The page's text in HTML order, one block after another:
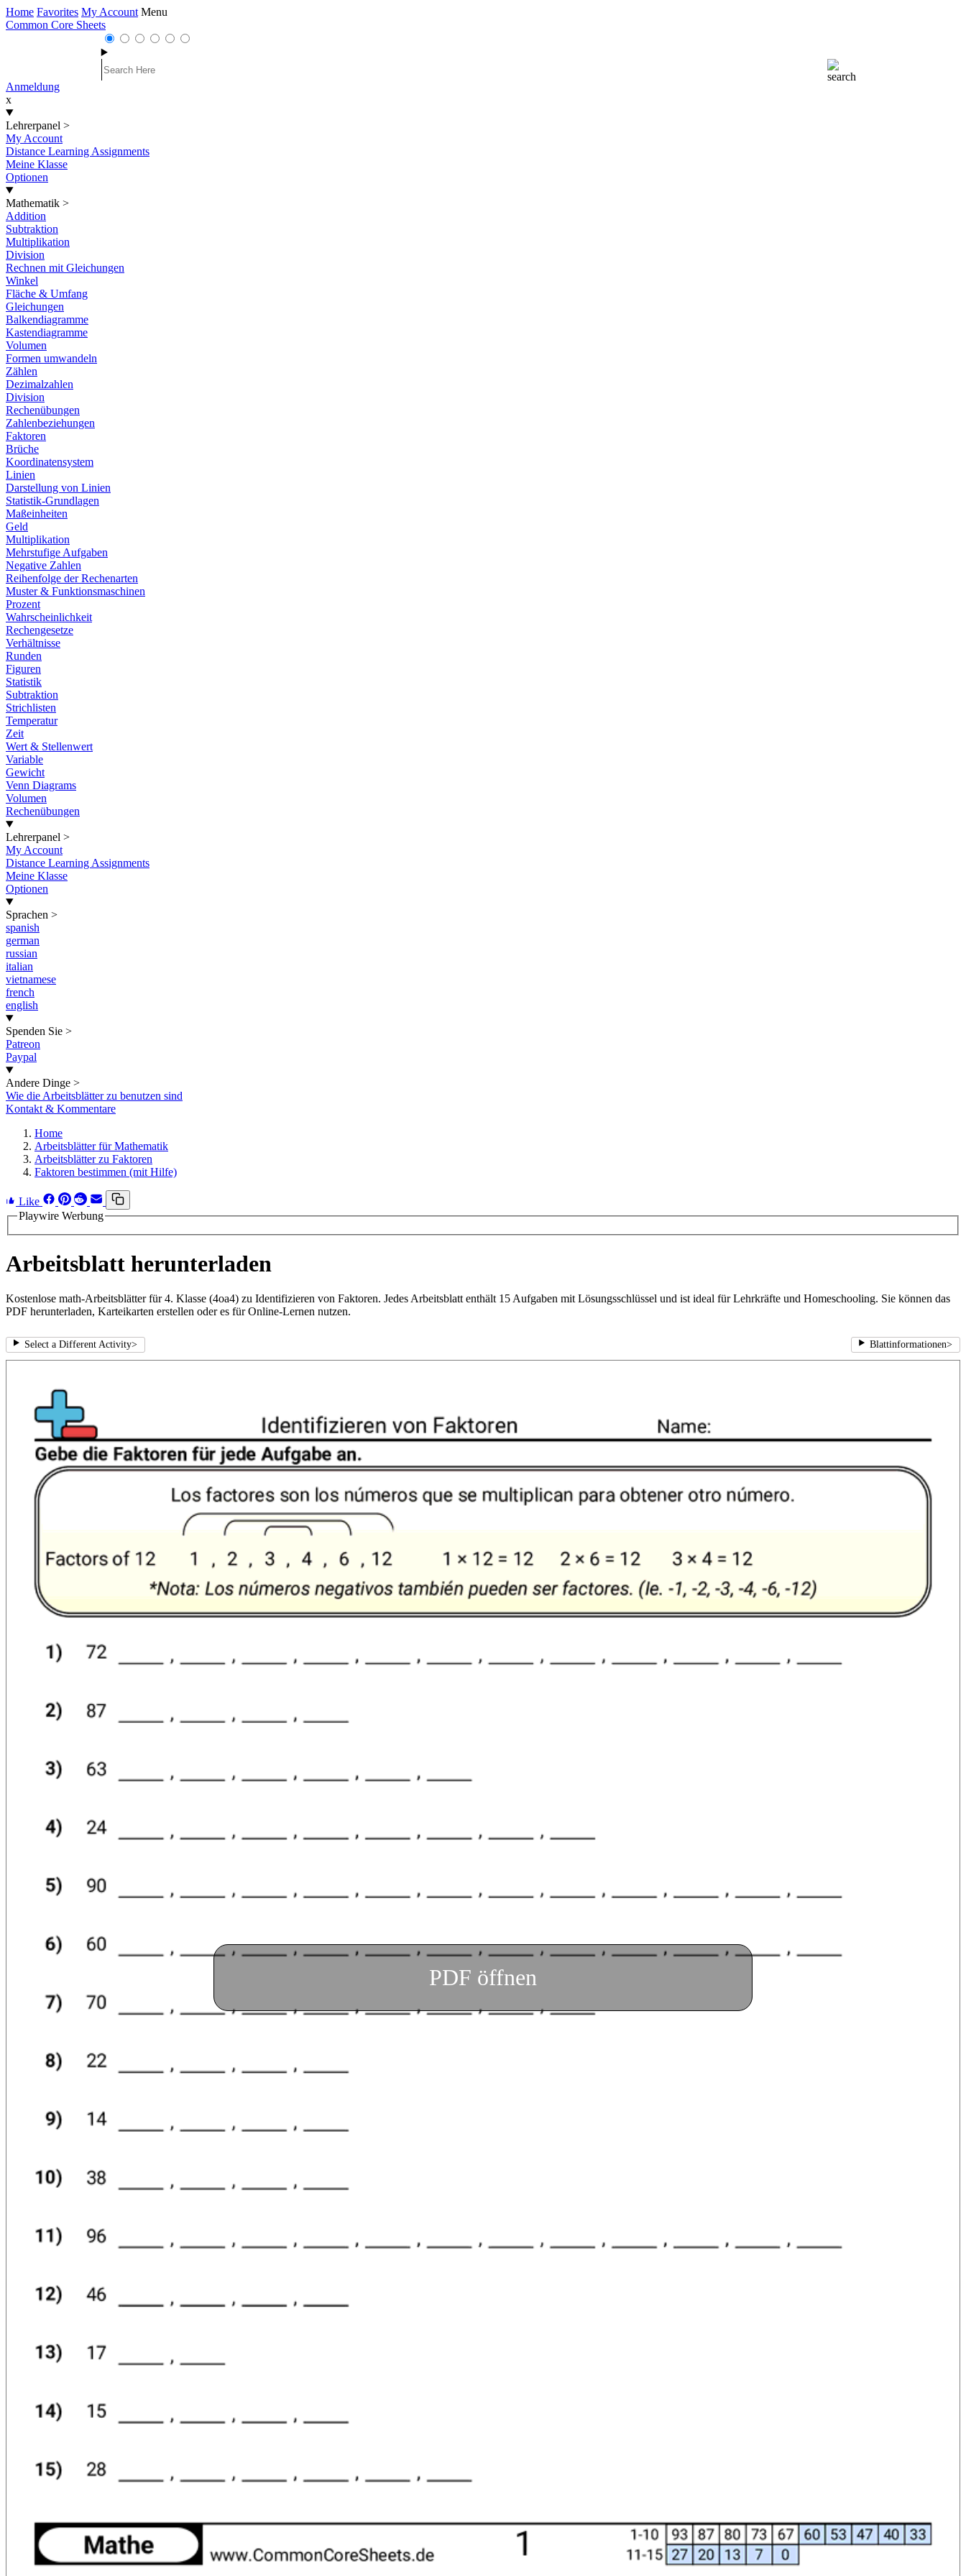
Home Favorites My Account Menu
Common Core Sheets
Anmeldung
x
Lehrerpanel >
My Account
Distance Learning Assignments
Meine Klasse
Optionen
Mathematik >
Addition
Subtraktion
Multiplikation
Division
Rechnen mit Gleichungen
Winkel
Fläche & Umfang
Gleichungen
Balkendiagramme
Kastendiagramme
Volumen
Formen umwandeln
Zählen
Dezimalzahlen
Division
Rechenübungen
Zahlenbeziehungen
Faktoren
Brüche
Koordinatensystem
Linien
Darstellung von Linien
Statistik-Grundlagen
Maßeinheiten
Geld
Multiplikation
Mehrstufige Aufgaben
Negative Zahlen
Reihenfolge der Rechenarten
Muster & Funktionsmaschinen
Prozent
Wahrscheinlichkeit
Rechengesetze
Verhältnisse
Runden
Figuren
Statistik
Subtraktion
Strichlisten
Temperatur
Zeit
Wert & Stellenwert
Variable
Gewicht
Venn Diagrams
Volumen
Rechenübungen
Lehrerpanel >
My Account
Distance Learning Assignments
Meine Klasse
Optionen
Sprachen >
spanish
german
russian
italian
vietnamese
french
english
Spenden Sie >
Patreon
Paypal
Andere Dinge >
Wie die Arbeitsblätter zu benutzen sind
Kontakt & Kommentare
Home
Arbeitsblätter für Mathematik
Arbeitsblätter zu Faktoren
Faktoren bestimmen (mit Hilfe)
Like
Playwire Werbung
Arbeitsblatt herunterladen
Kostenlose math-Arbeitsblätter für 4. Klasse (4oa4) zu Identifizieren von Faktoren. Jedes Arbeitsblatt enthält 15 Aufgaben mit Lösungsschlüssel und ist ideal für Lehrkräfte und Homeschooling. Sie können das
PDF herunterladen, Karteikarten erstellen oder es für Online-Lernen nutzen.
Select a Different Activity> Blattinformationen>
PDF öffnen